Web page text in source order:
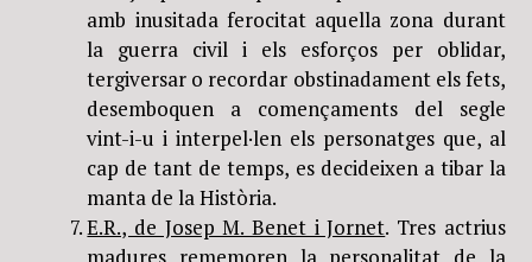
amb inusitada ferocitat aquella zona durant
la guerra civil i els esforços per oblidar,
tergiversar o recordar obstinadament els fets,
desemboquen a començaments del segle
vint-i-u i interpel·len els personatges que, al
cap de tant de temps, es decideixen a tibar la
manta de la Història.
E.R., de Josep M. Benet i Jornet. Tres actrius
madures rememoren la personalitat de la